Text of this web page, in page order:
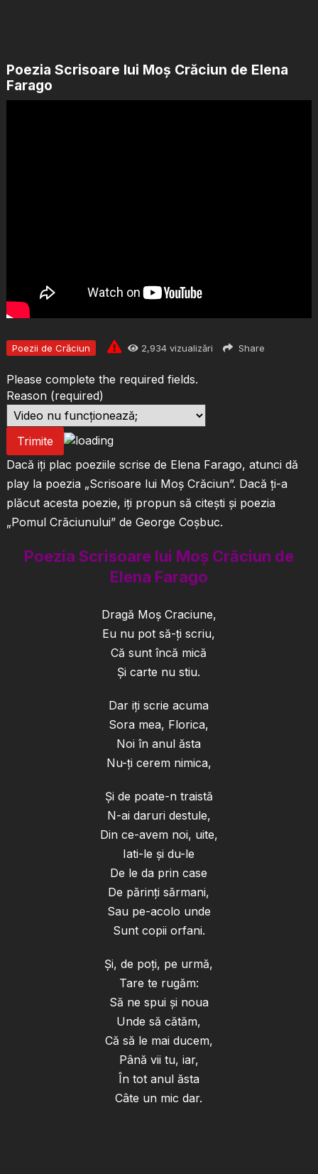
Poezia Scrisoare lui Moș Crăciun de Elena
Farago
Poezii de Crăciun 2,934vizualizări Share
Please complete the required fields.
Reason (required)
Trimite
Dacă iți plac poeziile scrise de Elena Farago, atunci dă
play la poezia „Scrisoare lui Moș Crăciun”. Dacă ți-a
plăcut acesta poezie, iți propun să citești și poezia
„Pomul Crăciunului” de George Coșbuc.
Poezia Scrisoare lui Moș Crăciun de
Elena Farago
Dragă Moș Craciune,
Eu nu pot să-ți scriu,
Că sunt încă mică
Și carte nu stiu.
Dar iți scrie acuma
Sora mea, Florica,
Noi în anul ăsta
Nu-ți cerem nimica,
Și de poate-n traistă
N-ai daruri destule,
Din ce-avem noi, uite,
Iati-le și du-le
De le da prin case
De părinți sărmani,
Sau pe-acolo unde
Sunt copii orfani.
Și, de poți, pe urmă,
Tare te rugăm:
Să ne spui și noua
Unde să cătăm,
Că să le mai ducem,
Până vii tu, iar,
În tot anul ăsta
Câte un mic dar.